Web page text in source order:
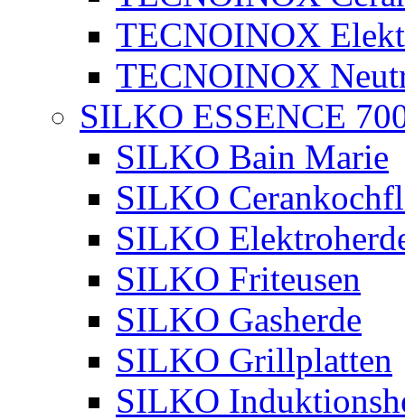
TECNOINOX
TECNOINOX
SILKO ESSENCE
SILKO Bain Marie
SILKO
SILKO
SILKO Friteusen
SILKO Gasherde
SILKO Grillplatten
SILKO